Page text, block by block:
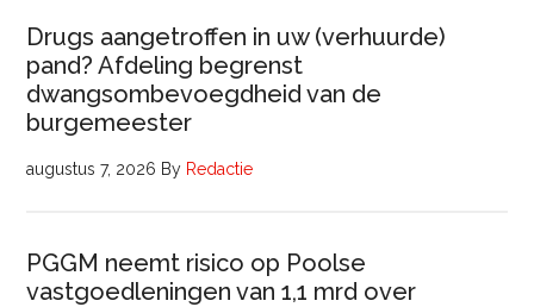
Drugs aangetroffen in uw (verhuurde)
pand? Afdeling begrenst
dwangsombevoegdheid van de
burgemeester
augustus 7, 2026 By Redactie
PGGM neemt risico op Poolse
vastgoedleningen van 1,1 mrd over